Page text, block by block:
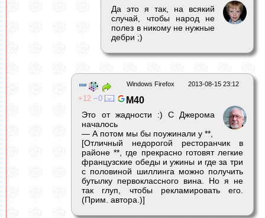
Да это я так, на всякий
случай, чтобы народ не
полез в никому не нужные
дебри ;)
2013-08-15 23:12
Windows Firefox
12 0 M40
Это от жадности :) С Джерома
началось
— А потом мы бы поужинали у **,
[Отличный недорогой ресторанчик в
районе **, где прекрасно готовят легкие
французские обеды и ужины и где за три
с половиной шиллинга можно получить
бутылку первоклассного вина. Но я не
так глуп, чтобы рекламировать его.
(Прим. автора.)]